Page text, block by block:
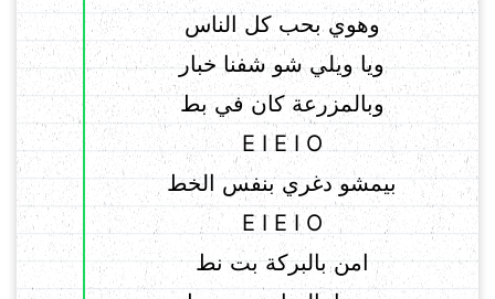
وهوي بحب كل الناس
ويا ويلي شو شفنا خبار
وبالمزرعة كان في بط
E I E I O
بيمشو دغري بنفس الخط
E I E I O
امن بالبركة بت نط